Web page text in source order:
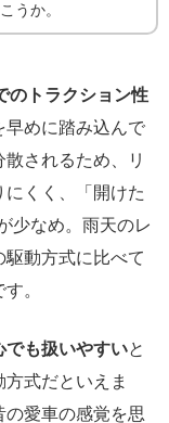
うか。
のトラクション性
早めに踏み込んで
されるため、リ
くく、「開けた
少なめ。雨天のレ
動方式に比べて
。
でも扱いやすいと
式だといえま
愛車の感覚を思